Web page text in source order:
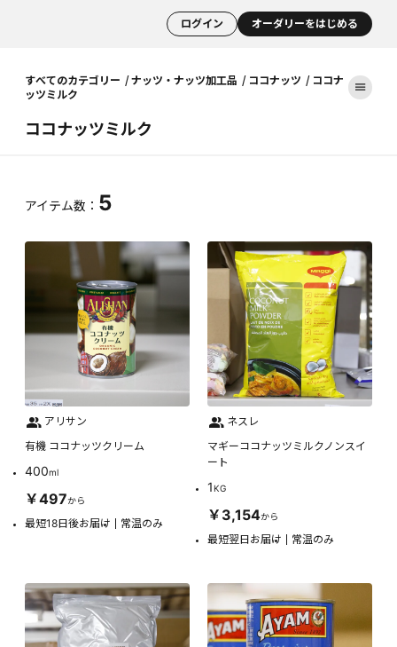
ログイン オーダリーをはじめる
すべてのカテゴリー ナッツ・ナッツ加工品 ココナッツ
ココナ
ッツミルク
ココナッツミルク
アイテム数： 5
アリサン
有機 ココナッツクリーム
400ml
￥497から
最短18日後お届け 常温のみ
ネスレ
マギーココナッツミルクノンスイ
ート
1KG
￥3,154から
最短翌日お届け 常温のみ